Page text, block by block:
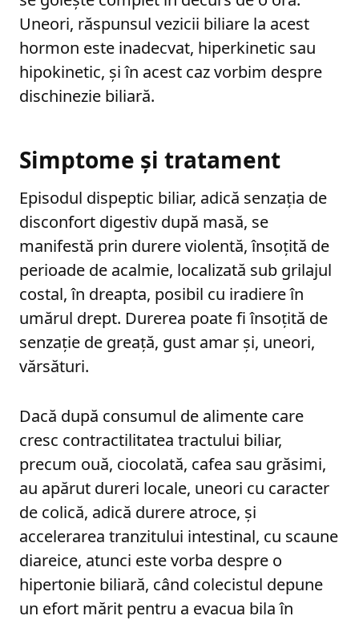
Uneori, răspunsul vezicii biliare la acest
hormon este inadecvat, hiperkinetic sau
hipokinetic, și în acest caz vorbim despre
dischinezie biliară.
Simptome și tratament
Episodul dispeptic biliar, adică senzația de
disconfort digestiv după masă, se
manifestă prin durere violentă, însoțită de
perioade de acalmie, localizată sub grilajul
costal, în dreapta, posibil cu iradiere în
umărul drept. Durerea poate fi însoțită de
senzație de greață, gust amar și, uneori,
vărsături.
Dacă după consumul de alimente care
cresc contractilitatea tractului biliar,
precum ouă, ciocolată, cafea sau grăsimi,
au apărut dureri locale, uneori cu caracter
de colică, adică durere atroce, și
accelerarea tranzitului intestinal, cu scaune
diareice, atunci este vorba despre o
hipertonie biliară, când colecistul depune
un efort mărit pentru a evacua bila în